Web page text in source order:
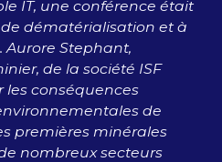
IT, une conférence était
dématérialisation et à
Stephant,
de la société ISF
les conséquences
de
premières minérales
nombreux secteurs